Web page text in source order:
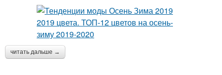
читать дальше →